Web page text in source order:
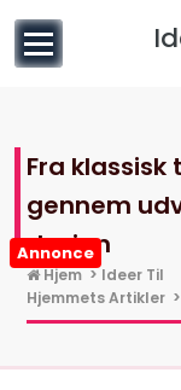
indhold
Annonce
Fra klassisk
gennem
design
Hjem>Ideer Til
Hjemmets Artikler >